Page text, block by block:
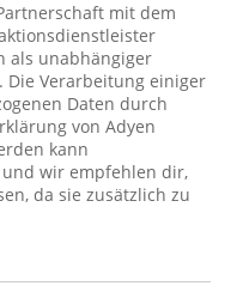
mit dem
als unabhängiger
Verarbeitung einiger
Daten durch
von Adyen
kann
und wir empfehlen dir,
da sie zusätzlich zu